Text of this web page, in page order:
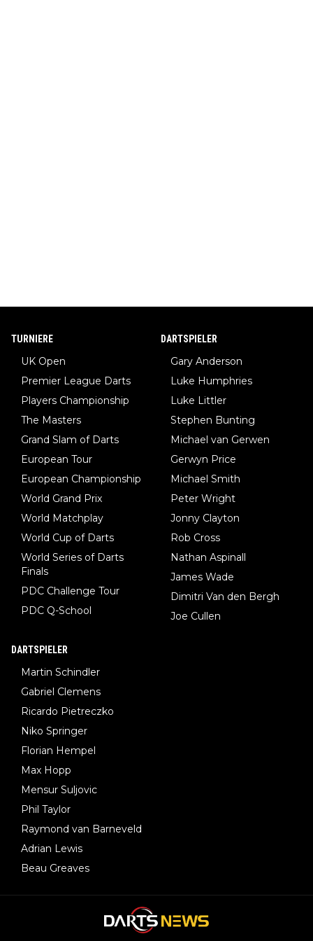
TURNIERE
UK Open
Premier League Darts
Players Championship
The Masters
Grand Slam of Darts
European Tour
European Championship
World Grand Prix
World Matchplay
World Cup of Darts
World Series of Darts
Finals
PDC Challenge Tour
PDC Q-School
DARTSPIELER
Gary Anderson
Luke Humphries
Luke Littler
Stephen Bunting
Michael van Gerwen
Gerwyn Price
Michael Smith
Peter Wright
Jonny Clayton
Rob Cross
Nathan Aspinall
James Wade
Dimitri Van den Bergh
Joe Cullen
DARTSPIELER
Martin Schindler
Gabriel Clemens
Ricardo Pietreczko
Niko Springer
Florian Hempel
Max Hopp
Mensur Suljovic
Phil Taylor
Raymond van Barneveld
Adrian Lewis
Beau Greaves